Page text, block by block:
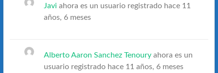
Javi ahora es un usuario registrado hace 11
años, 6 meses
Alberto Aaron Sanchez Tenouryahora es un
usuario registrado hace 11 años, 6 meses